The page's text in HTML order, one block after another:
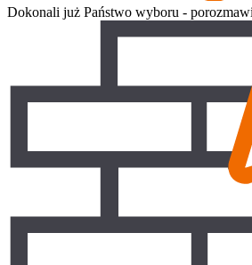
Dokonali już Państwo wyboru -